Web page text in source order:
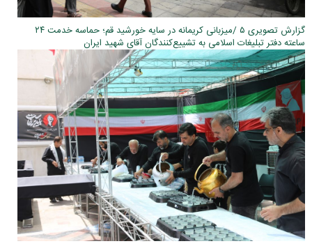
گزارش تصویری ۵ /میزبانی کریمانه در سایه خورشید قم؛ حماسه خدمت ۲۴
ساعته دفتر تبلیغات اسلامی به تشییع‌کنندگان آقای شهید ایران